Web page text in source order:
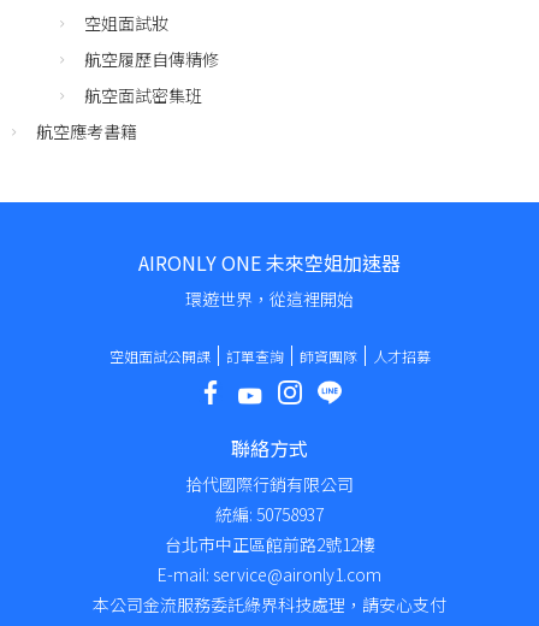
空姐面試妝
航空履歷自傳精修
航空面試密集班
航空應考書籍
AIRONLY ONE 未來空姐加速器
環遊世界，從這裡開始
空姐面試公開課 訂單查詢 師資團隊 人才招募
聯絡方式
拾代國際行銷有限公司
統編: 50758937
台北市中正區館前路2號12樓
E-mail: service@aironly1.com
本公司金流服務委託綠界科技處理，請安心支付